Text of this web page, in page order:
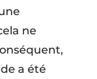
ne
a été